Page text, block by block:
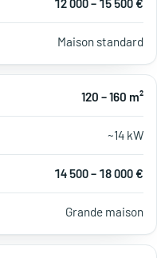
12 000 – 15 500 €
Maison standard
120 – 160 m²
~14 kW
14 500 – 18 000 €
Grande maison